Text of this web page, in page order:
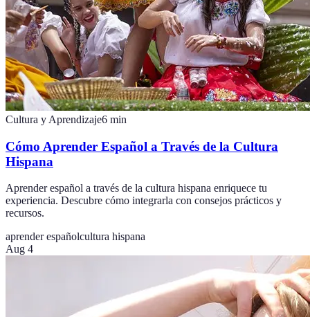
Cultura y Aprendizaje6 min
Cómo Aprender Español a Través de la Cultura
Hispana
Aprender español a través de la cultura hispana enriquece tu
experiencia. Descubre cómo integrarla con consejos prácticos y
recursos.
aprender españolcultura hispana
Aug 4